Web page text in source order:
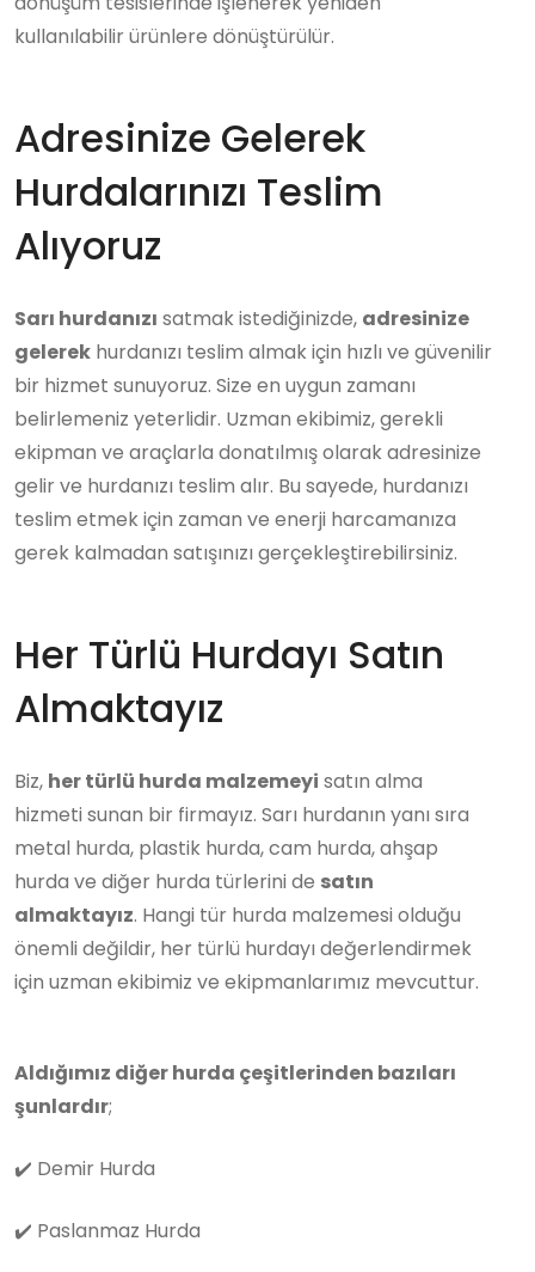
kullanılabilir ürünlere dönüştürülür.
Adresinize Gelerek
Hurdalarınızı Teslim
Alıyoruz
Sarı hurdanızı satmak istediğinizde, adresinize
gelerek hurdanızı teslim almak için hızlı ve güvenilir
bir hizmet sunuyoruz. Size en uygun zamanı
belirlemeniz yeterlidir. Uzman ekibimiz, gerekli
ekipman ve araçlarla donatılmış olarak adresinize
gelir ve hurdanızı teslim alır. Bu sayede, hurdanızı
teslim etmek için zaman ve enerji harcamanıza
gerek kalmadan satışınızı gerçekleştirebilirsiniz.
Her Türlü Hurdayı Satın
Almaktayız
Biz, her türlü hurda malzemeyi satın alma
hizmeti sunan bir firmayız. Sarı hurdanın yanı sıra
metal hurda, plastik hurda, cam hurda, ahşap
hurda ve diğer hurda türlerini de satın
almaktayız. Hangi tür hurda malzemesi olduğu
önemli değildir, her türlü hurdayı değerlendirmek
için uzman ekibimiz ve ekipmanlarımız mevcuttur.
Aldığımız diğer hurda çeşitlerinden bazıları
şunlardır;
✔️ Demir Hurda
✔️ Paslanmaz Hurda